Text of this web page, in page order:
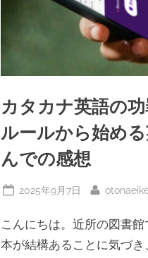
カタカナ英語の
ルールから始め
んでの感想
Posted
2025年9月7日 By
こんにちは。近所の図書
本が結構あることに気づ